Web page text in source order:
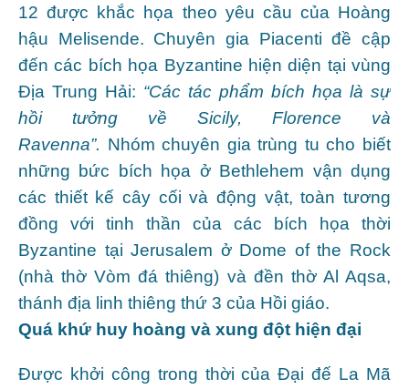
12 được khắc họa theo yêu cầu của Hoàng
hậu Melisende. Chuyên gia Piacenti đề cập
đến các bích họa Byzantine hiện diện tại vùng
Địa Trung Hải: “Các tác phẩm bích họa là sự
hồi tưởng về Sicily, Florence và
Ravenna”. Nhóm chuyên gia trùng tu cho biết
những bức bích họa ở Bethlehem vận dụng
các thiết kế cây cối và động vật, toàn tương
đồng với tinh thần của các bích họa thời
Byzantine tại Jerusalem ở Dome of the Rock
(nhà thờ Vòm đá thiêng) và đền thờ Al Aqsa,
thánh địa linh thiêng thứ 3 của Hồi giáo.
Quá khứ huy hoàng và xung đột hiện đại
Được khởi công trong thời của Đại đế La Mã